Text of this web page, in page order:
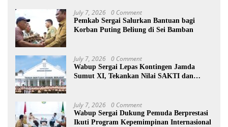
July 7, 2026 0 Comment
Pemkab Sergai Salurkan Bantuan bagi
Korban Puting Beliung di Sei Bamban
July 7, 2026 0 Comment
Wabup Sergai Lepas Kontingen Jamda
Sumut XI, Tekankan Nilai SAKTI dan
July 7, 2026 0 Comment
Wabup Sergai Dukung Pemuda Berprestasi
Ikuti Program Kepemimpinan Internasional